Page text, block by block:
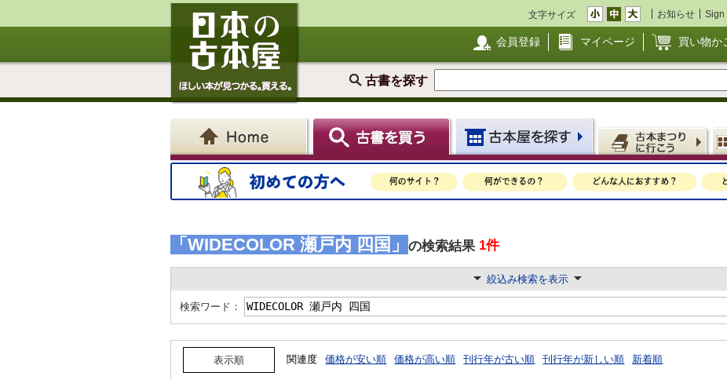
文字サイズ お知らせ Sign
会員登録 マイページ 買い物か
古書を探す
「WIDECOLOR 瀬戸内 四国」 の検索結果 1件
絞込み検索を表示
検索ワード：
表示順 関連度 価格が安い順 価格が高い順 刊行年が古い順 刊行年が新しい順 新着順